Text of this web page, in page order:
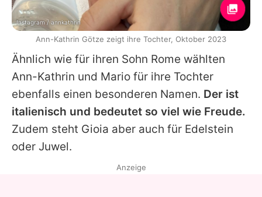
Ähnlich wie für ihren Sohn Rome wählten
Ann-Kathrin und Mario für ihre Tochter
ebenfalls einen besonderen Namen. Der ist
italienisch und bedeutet so viel wie Freude.
Zudem steht Gioia aber auch für Edelstein
oder Juwel.
Instagram / annkathrin
Ann-Kathrin Götze zeigt ihre Tochter, Oktober 2023
Anzeige